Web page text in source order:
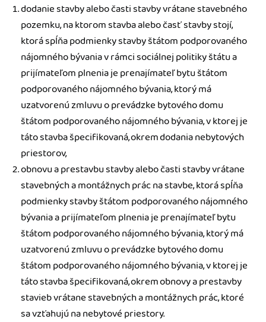
dodanie stavby alebo časti stavby vrátane stavebného
pozemku, na ktorom stavba alebo časť stavby stojí,
ktorá spĺňa podmienky stavby štátom podporovaného
nájomného bývania v rámci sociálnej politiky štátu a
prijímateľom plnenia je prenajímateľ bytu štátom
podporovaného nájomného bývania, ktorý má
uzatvorenú zmluvu o prevádzke bytového domu
štátom podporovaného nájomného bývania, v ktorej je
táto stavba špecifikovaná, okrem dodania nebytových
priestorov,
obnovu a prestavbu stavby alebo časti stavby vrátane
stavebných a montážnych prác na stavbe, ktorá spĺňa
podmienky stavby štátom podporovaného nájomného
bývania a prijímateľom plnenia je prenajímateľ bytu
štátom podporovaného nájomného bývania, ktorý má
uzatvorenú zmluvu o prevádzke bytového domu
štátom podporovaného nájomného bývania, v ktorej je
táto stavba špecifikovaná, okrem obnovy a prestavby
stavieb vrátane stavebných a montážnych prác, ktoré
sa vzťahujú na nebytové priestory.